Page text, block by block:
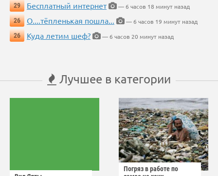
29
Бесплатный интернет
— 6 часов 18 минут назад
26
О....тёпленькая пошла...
— 6 часов 19 минут назад
26
Куда летим шеф? — 6 часов 20 минут назад
Лучшее в категории
Погряз в работе по